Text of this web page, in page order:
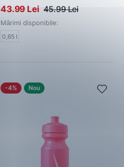
43.99 Lei 45.99 Lei
Mărimi disponibile:
0,65 l
-4% Nou